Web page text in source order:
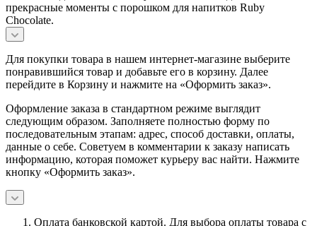
прекрасные моменты с порошком для напитков Ruby
Chocolate.
Для покупки товара в нашем интернет-магазине выберите
понравившийся товар и добавьте его в корзину. Далее
перейдите в Корзину и нажмите на «Оформить заказ».
Оформление заказа в стандартном режиме выглядит
следующим образом. Заполняете полностью форму по
последовательным этапам: адрес, способ доставки, оплаты,
данные о себе. Советуем в комментарии к заказу написать
информацию, которая поможет курьеру вас найти. Нажмите
кнопку «Оформить заказ».
Оплата банковской картой. Для выбора оплаты товара с